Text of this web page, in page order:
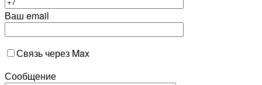
Ваш email
Связь через Max
Сообщение